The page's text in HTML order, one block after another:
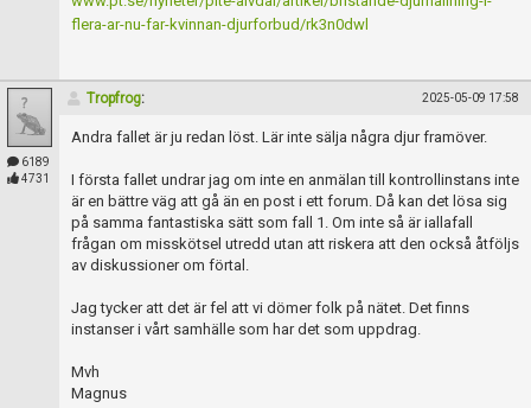
flera-ar-nu-far-kvinnan-djurforbud/rk3n0dwl
6189
4731
Tropfrog: 2025-05-09 17:58
Andra fallet är ju redan löst. Lär inte sälja några djur framöver.
I första fallet undrar jag om inte en anmälan till kontrollinstans inte
är en bättre väg att gå än en post i ett forum. Då kan det lösa sig
på samma fantastiska sätt som fall 1. Om inte så är iallafall
frågan om misskötsel utredd utan att riskera att den också åtföljs
av diskussioner om förtal.
Jag tycker att det är fel att vi dömer folk på nätet. Det finns
instanser i vårt samhälle som har det som uppdrag.
Mvh
Magnus